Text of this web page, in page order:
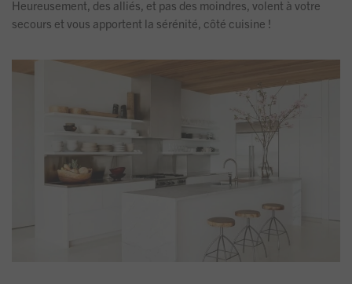
Heureusement, des alliés, et pas des moindres, volent à votre
secours et vous apportent la sérénité, côté cuisine !